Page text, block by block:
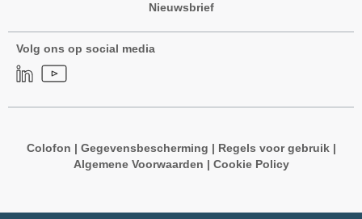
Nieuwsbrief
Volg ons op social media
Colofon | Gegevensbescherming | Regels voor gebruik|
Algemene Voorwaarden | Cookie Policy